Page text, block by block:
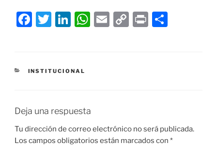
F
e
o
k
T
er
Li
e
W
p
E
C
P
CATEGORÍAS
INSTITUCIONAL
Deja una respuesta
Tu dirección de correo electrónico no será publicada.
Los campos obligatorios están marcados con *